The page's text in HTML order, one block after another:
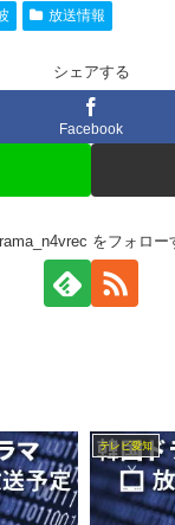
放送情報
シェアする
Facebook
をフォロー
テレビ愛知